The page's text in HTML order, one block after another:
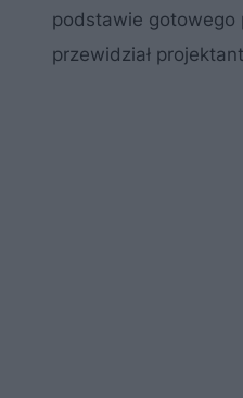
podstawie gotowego
przewidział